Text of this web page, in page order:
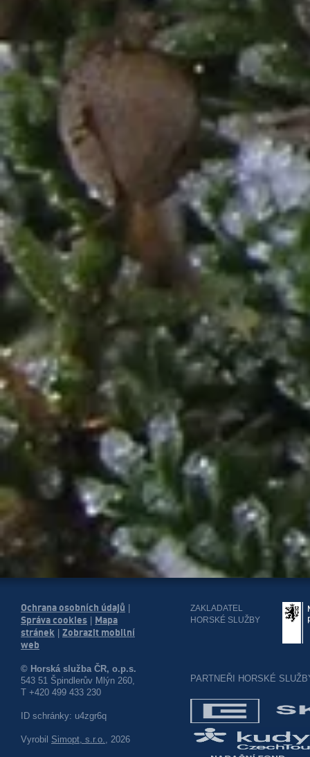
Ochrana osobních údajů
Správa cookies
Mapa
stránek
Zobrazit mobilní
web
© Horská služba ČR, o.p.s.
543 51 Špindlerův Mlýn 260,
T +420 499 433 230
ID schránky: u4zgr6q
Vyrobil Simopt, s.r.o., 2026
ZAKLADATEL
HORSKÉ SLUŽBY
PARTNEŘI HORSKÉ